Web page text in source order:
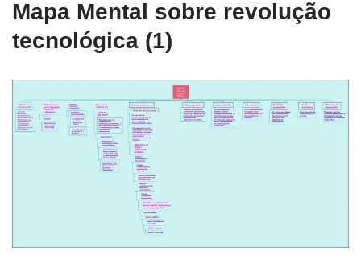
Mapa Mental sobre revolução
tecnológica (1)